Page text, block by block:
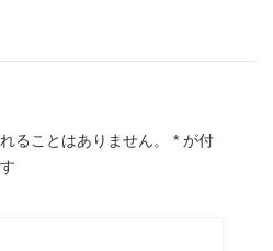
ることはありません。 * が付